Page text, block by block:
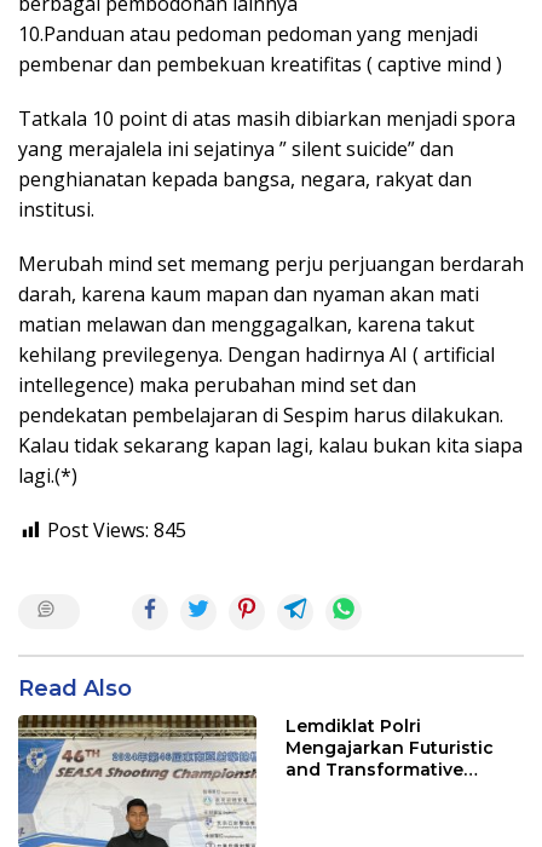
10.Panduan atau pedoman pedoman yang menjadi
pembenar dan pembekuan kreatifitas ( captive mind )
Tatkala 10 point di atas masih dibiarkan menjadi spora
yang merajalela ini sejatinya ” silent suicide” dan
penghianatan kepada bangsa, negara, rakyat dan
institusi.
Merubah mind set memang perju perjuangan berdarah
darah, karena kaum mapan dan nyaman akan mati
matian melawan dan menggagalkan, karena takut
kehilang previlegenya. Dengan hadirnya AI ( artificial
intellegence) maka perubahan mind set dan
pendekatan pembelajaran di Sespim harus dilakukan.
Kalau tidak sekarang kapan lagi, kalau bukan kita siapa
lagi.(*)
Post Views: 845
Read Also
Lemdiklat Polri
Mengajarkan Futuristic
and Transformative